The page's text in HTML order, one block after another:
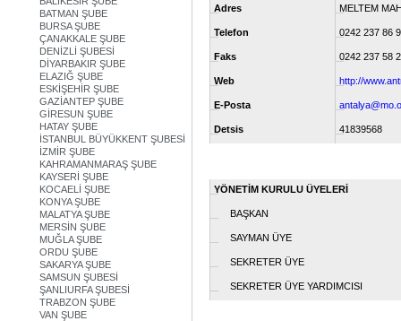
BATMAN ŞUBE
BURSA ŞUBE
ÇANAKKALE ŞUBE
DENİZLİ ŞUBESİ
DİYARBAKIR ŞUBE
ELAZIĞ ŞUBE
ESKİŞEHİR ŞUBE
GAZİANTEP ŞUBE
GİRESUN ŞUBE
HATAY ŞUBE
İSTANBUL BÜYÜKKENT ŞUBESİ
İZMİR ŞUBE
KAHRAMANMARAŞ ŞUBE
KAYSERİ ŞUBE
KOCAELİ ŞUBE
KONYA ŞUBE
MALATYA ŞUBE
MERSİN ŞUBE
MUĞLA ŞUBE
ORDU ŞUBE
SAKARYA ŞUBE
SAMSUN ŞUBESİ
ŞANLIURFA ŞUBESİ
TRABZON ŞUBE
VAN ŞUBE
Adres MELTEM
Telefon 0242 237 86
Faks 0242 237 58
Web http://
E-Posta
Detsis 41839568
YÖNETİM KURULU ÜYELERİ
BAŞKAN
SAYMAN ÜYE
SEKRETER ÜYE
SEKRETER ÜYE YARDIMCISI